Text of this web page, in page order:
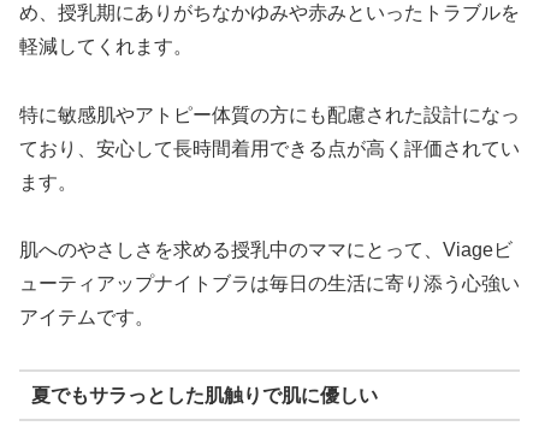
め、授乳期にありがちなかゆみや赤みといったトラブルを
軽減してくれます。
特に敏感肌やアトピー体質の方にも配慮された設計になっ
ており、安心して長時間着用できる点が高く評価されてい
ます。
肌へのやさしさを求める授乳中のママにとって、Viageビ
ューティアップナイトブラは毎日の生活に寄り添う心強い
アイテムです。
夏でもサラっとした肌触りで肌に優しい